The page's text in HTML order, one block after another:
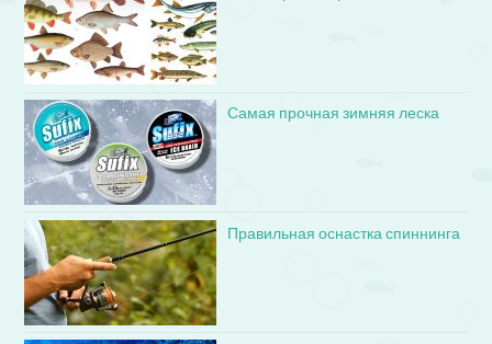
Самая прочная зимняя леска
Правильная оснастка спиннинга